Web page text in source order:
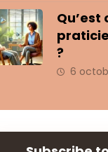
Qu’est
?
6